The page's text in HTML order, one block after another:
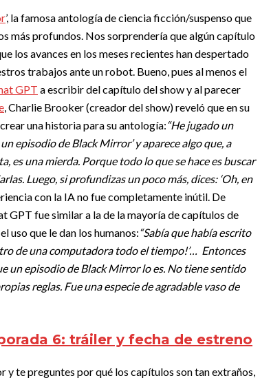
’, la famosa antología de ciencia ficción/suspenso que
más profundos. Nos sorprendería que algún capítulo
los avances en los meses recientes han despertado
trabajos ante un robot. Bueno, pues al menos el
GPT a escribir del capítulo del show y al parecer
, Charlie Brooker (creador del show) reveló que en su
una historia para su antología:“He jugado un
episodio de Black Mirror’ y aparece algo que, a
es una mierda. Porque todo lo que se hace es buscar
Luego, si profundizas un poco más, dices: ‘Oh, en
con la IA no fue completamente inútil. De
GPT fue similar a la de la mayoría de capítulos de
uso que le dan los humanos:“Sabía que había escrito
de una computadora todo el tiempo!’… Entonces
un episodio de Black Mirror lo es. No tiene sentido
reglas. Fue una especie de agradable vaso de
6: tráiler y fecha de estreno
te preguntes por qué los capítulos son tan extraños,